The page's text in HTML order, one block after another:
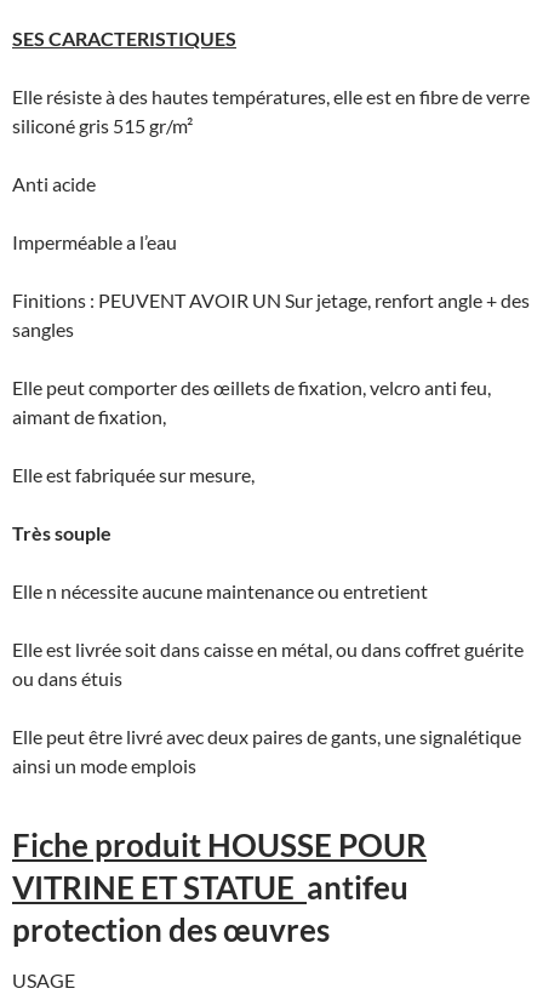
SES CARACTERISTIQUES
Elle résiste à des hautes températures, elle est en fibre de verre
siliconé gris 515 gr/m²
Anti acide
Imperméable a l’eau
Finitions : PEUVENT AVOIR UN Sur jetage, renfort angle + des
sangles
Elle peut comporter des œillets de fixation, velcro anti feu,
aimant de fixation,
Elle est fabriquée sur mesure,
Très souple
Elle n nécessite aucune maintenance ou entretient
Elle est livrée soit dans caisse en métal, ou dans coffret guérite
ou dans étuis
Elle peut être livré avec deux paires de gants, une signalétique
ainsi un mode emplois
Fiche produit HOUSSE POUR
VITRINE ET STATUE antifeu
protection des œuvres
USAGE